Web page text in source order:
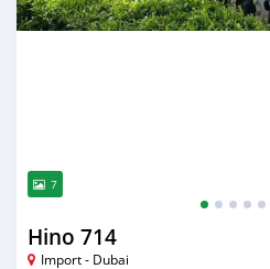
7
Hino 714
Import - Dubai